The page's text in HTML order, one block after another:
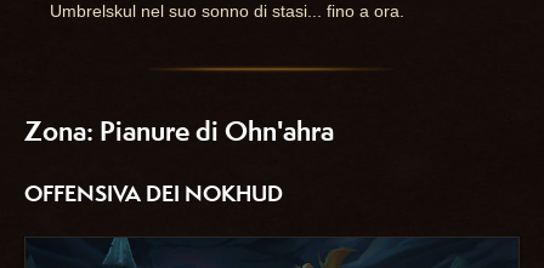
Umbrelskul nel suo sonno di stasi... fino a ora.
Zona: Pianure di Ohn'ahra
OFFENSIVA DEI NOKHUD